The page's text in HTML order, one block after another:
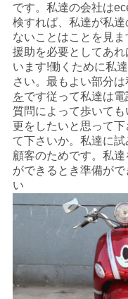
です。私達の会社は
検すれば、私達が私
ないことはことを見ま
援助を必要としてあ
います!働くために私
さい。最もよい部分
をです従って私達は
質問によって歩いて
更をしたいと思って
て下さいか。私達に
顧客のためです。私
ができるとき準備が
い